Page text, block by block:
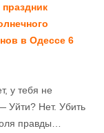
в Одессе 6
у тебя не
Уйти? Нет. Убить
правды…